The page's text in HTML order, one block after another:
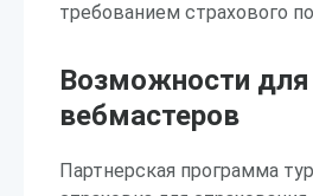
требованием страхового
Возможности для
вебмастеров
Партнерская программа